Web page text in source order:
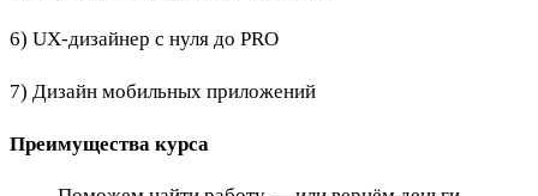
6) UX-дизайнер с нуля до PRO
7) Дизайн мобильных приложений
Преимущества курса